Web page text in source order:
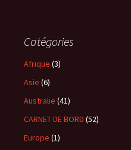
Catégories
Afrique (3)
Asie (6)
Australie (41)
CARNET DE BORD (52)
Europe (1)